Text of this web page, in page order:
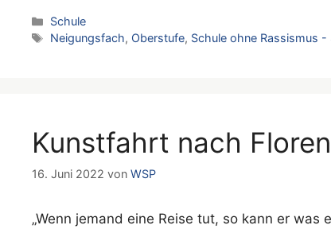
Kategorien
Schule
Schlagwörter
Neigungsfach, Oberstufe, Schule ohne Rassismus
Kunstfahrt nach
16. Juni 2022 von WSP
„Wenn jemand eine Reise tut, so kann er